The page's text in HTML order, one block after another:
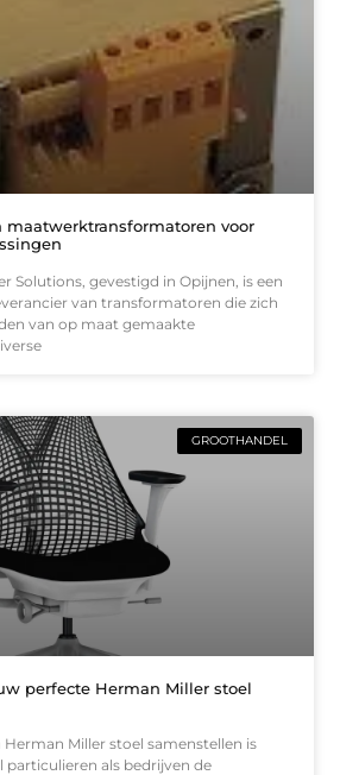
maatwerktransformatoren voor
Solutions, gevestigd in Opijnen, is een
van transformatoren die zich
van op maat gemaakte
GROOTHANDEL
perfecte Herman Miller stoel
Herman Miller stoel samenstellen is
particulieren als bedrijven de